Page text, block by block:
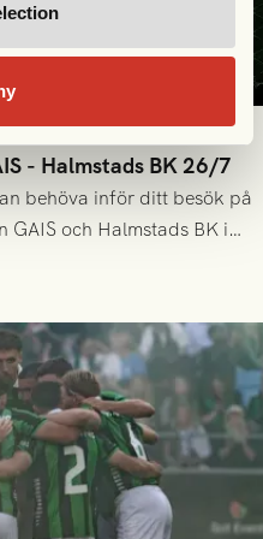
- Halmstads BK 26/7
behöva inför ditt besök på
GAIS och Halmstads BK i
söndag 26/7.